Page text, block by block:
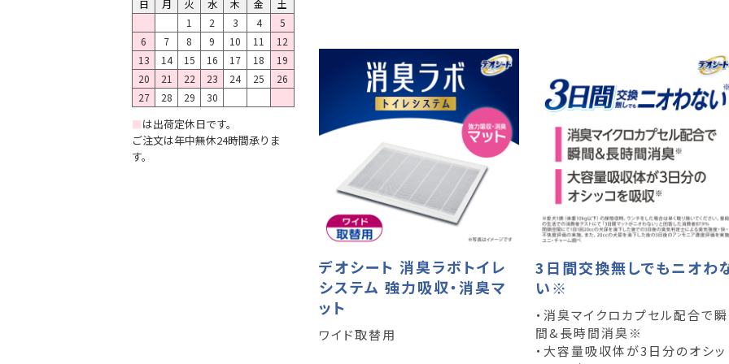
日 月 火 水 木 金
土
1
2 3 4
5
6
7 8 9 10 11
12
13
14 15 16 17 18
19
20
21 22 23 24 25
26
27
28 29 30
■は出荷定休日です。
ご注文は年中無休24時間承りま
す。
デオシート 消臭ラボトイレ
システム 強力吸収・消臭マ
ット
ワイド取替用
3日間交換無しでもニオわ
い※
・消臭マイクロカプセル配合で瞬
間&長時間消臭※
・大容量吸収体が3日分のオシッ